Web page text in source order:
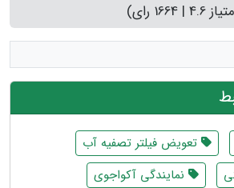
| 1664 رای)
تعویض فیلتر تصفیه آب
نمایندگی آکواجوی